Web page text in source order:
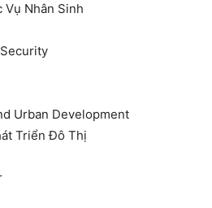
Vụ Nhân Sinh
Urban Development
Triển Đô Thị